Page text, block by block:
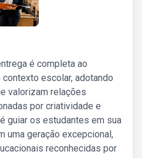
é completa ao
escolar, adotando
valorizam relações
por criatividade e
guiar os estudantes em sua
uma geração excepcional,
reconhecidas por